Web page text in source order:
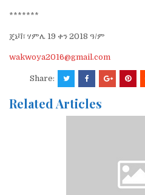
*******
ጄኔቫ፣ ሃምሌ 19 ቀን 2018 ዓ/ም
wakwoya2016@gmail.com
Share:
Related Articles